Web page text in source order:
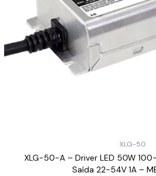
XLG-50
XLG-50-A – Driver LED 50W
Saída 22-54V 1A –